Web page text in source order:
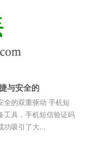
与安全的
全的双重驱动 手机短
工具，手机短信验证码
功吸引了大...